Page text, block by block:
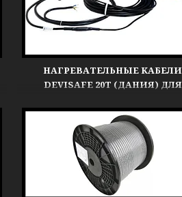
НАГРЕВАТЕЛЬНЫЕ КАБЕЛИ
DEVISAFE 20T (ДАНИЯ) ДЛЯ
ВОДОСТОКОВ